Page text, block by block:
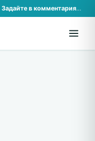
Задайте в комментариях — ответим!